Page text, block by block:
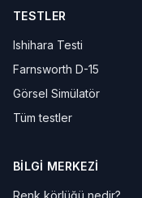
TESTLER
Ishihara Testi
Farnsworth D-15
Görsel Simülatör
Tüm testler
BILGI MERKEZI
Renk körlüğü nedir?